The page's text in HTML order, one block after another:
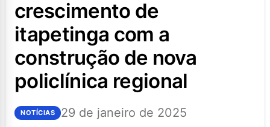
crescimento de
itapetinga com a
construção de nova
policlínica regional
NOTÍCIAS 29 de janeiro de 2025